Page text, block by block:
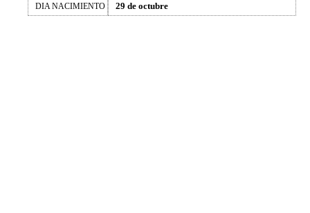
DIA NACIMIENTO 29 de octubre